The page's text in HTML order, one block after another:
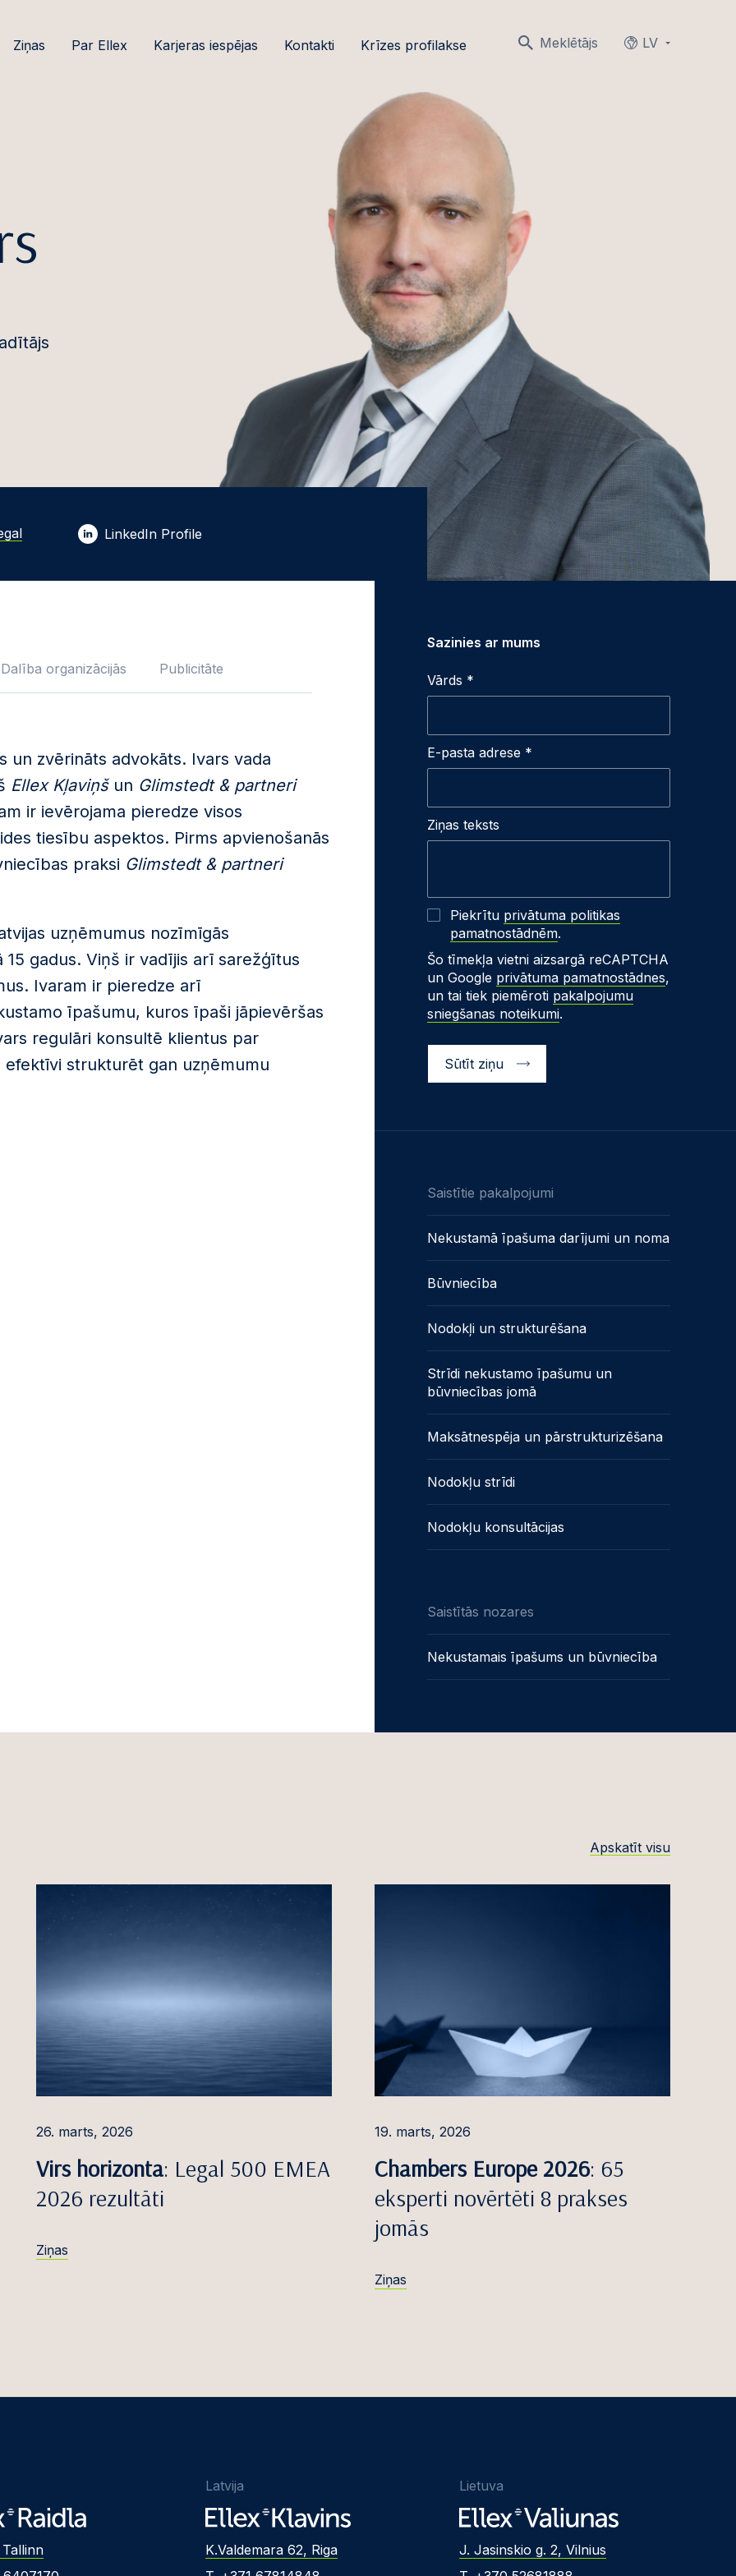
Meklētājs LV
Ziņas Par Ellex Karjeras iespējas Kontakti Krīzes profilakse
LinkedIn Profile
Dalība organizācijās Publicitāte
un zvērināts advokāts. Ivars vada
Ellex Kļaviņšun Glimstedt & partneri
ir ievērojama pieredze visos
tiesību aspektos. Pirms apvienošanās
praksi Glimstedt & partneri
uzņēmumus nozīmīgās
gadus. Viņš ir vadījis arī sarežģītus
Ivaram ir pieredze arī
īpašumu, kuros īpaši jāpievēršas
regulāri konsultē klientus par
strukturēt gan uzņēmumu
Sazinies ar mums
Vārds *
E-pasta adrese *
Ziņas teksts
Piekrītu privātuma politikas
pamatnostādnēm.
Šo tīmekļa vietni aizsargā reCAPTCHA
un Google privātuma pamatnostādnes,
un tai tiek piemēroti pakalpojumu
sniegšanas noteikumi.
Sūtīt ziņu
Saistītie pakalpojumi
Nekustamā īpašuma darījumi un noma
Būvniecība
Nodokļi un strukturēšana
Strīdi nekustamo īpašumu un
būvniecības jomā
Maksātnespēja un pārstrukturizēšana
Nodokļu strīdi
Nodokļu konsultācijas
Saistītās nozares
Nekustamais īpašums un būvniecība
Apskatīt visu
26. marts, 2026
Virs horizonta: Legal 500 EMEA
2026 rezultāti
Ziņas
19. marts, 2026
Chambers Europe 2026: 65
eksperti novērtēti 8 prakses
jomās
Ziņas
Latvija
K.Valdemara 62, Riga
Lietuva
J. Jasinskio g. 2, Vilnius